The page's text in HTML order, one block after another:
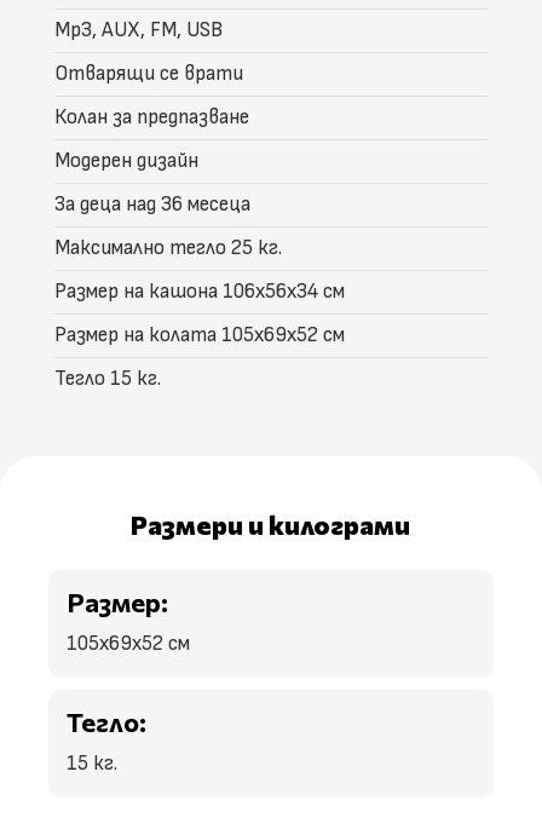
Mp3, AUX, FM, USB
Отварящи се врати
Колан за предпазване
Модерен дизайн
За деца над 36 месеца
Максимално тегло 25 кг.
Размер на кашона 106x56x34 см
Размер на колата 105x69x52 см
Тегло 15 кг.
Размери и килограми
Размер:
105x69x52 см
Тегло:
15 кг.